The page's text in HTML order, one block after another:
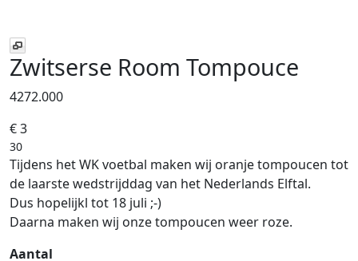
Zwitserse Room Tompouce
4272.000
€ 3
30
Tijdens het WK voetbal maken wij oranje tompoucen tot
de laarste wedstrijddag van het Nederlands Elftal.
Dus hopelijkl tot 18 juli ;-)
Daarna maken wij onze tompoucen weer roze.
Aantal